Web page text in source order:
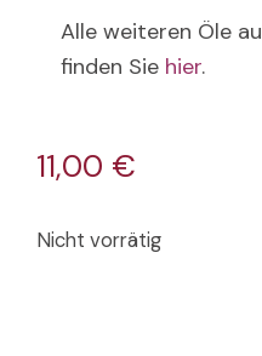
Alle weiteren Öle
finden Sie hier.
11,00 €
Nicht vorrätig